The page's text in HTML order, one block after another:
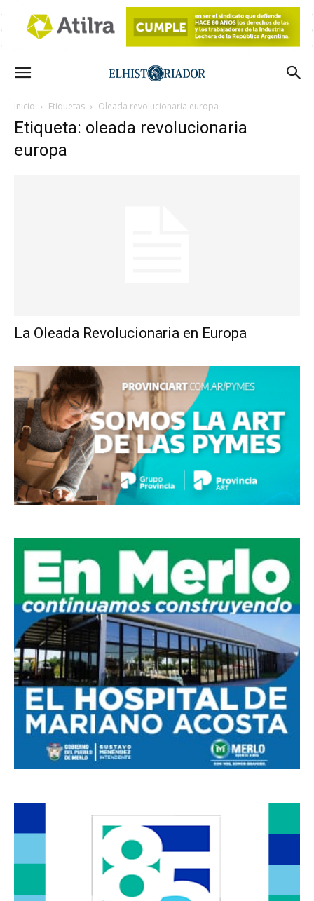
Inicio Etiquetas Oleada revolucionaria europa
Etiqueta: oleada revolucionaria
europa
La Oleada Revolucionaria en Europa